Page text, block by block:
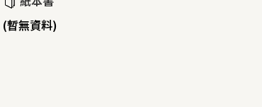
(暫無資料)